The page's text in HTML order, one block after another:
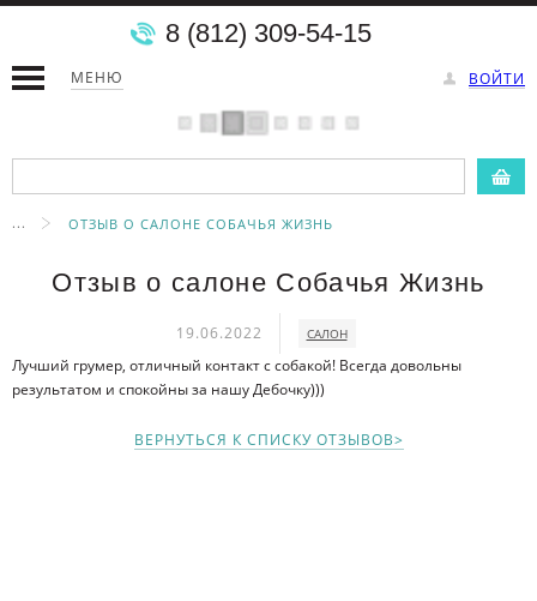
МЕНЮ ВОЙТИ
8 (812) 309-54-15
... ОТЗЫВ О САЛОНЕ СОБАЧЬЯ ЖИЗНЬ
Отзыв о салоне Собачья Жизнь
19.06.2022 САЛОН
Лучший грумер, отличный контакт с собакой! Всегда довольны
результатом и спокойны за нашу Дебочку)))
ВЕРНУТЬСЯ К СПИСКУ ОТЗЫВОВ